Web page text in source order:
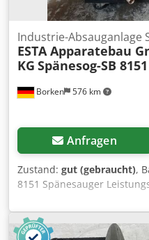
Borken 576 km
Industrie-Absauganlage
ESTA Apparatebau
KG Spänesog-SB 8151
Anfragen
Zustand: gut (gebraucht),
8151 Spänesauger
des Qualitätsherstellers
Die Anlage eignet sich
Absaugung von Spänen